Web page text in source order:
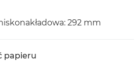
292 mm
papieru